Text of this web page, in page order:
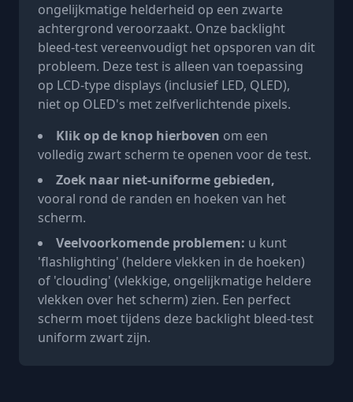
ongelijkmatige helderheid op een zwarte
achtergrond veroorzaakt. Onze backlight
bleed-test vereenvoudigt het opsporen van dit
probleem. Deze test is alleen van toepassing
op LCD-type displays (inclusief LED, QLED),
niet op OLED's met zelfverlichtende pixels.
Klik op de knop hierboven om een
volledig zwart scherm te openen voor de test.
Zoek naar niet-uniforme gebieden,
vooral rond de randen en hoeken van het
scherm.
Veelvoorkomende problemen: u kunt
'flashlighting' (heldere vlekken in de hoeken)
of 'clouding' (vlekkige, ongelijkmatige heldere
vlekken over het scherm) zien. Een perfect
scherm moet tijdens deze backlight bleed-test
uniform zwart zijn.